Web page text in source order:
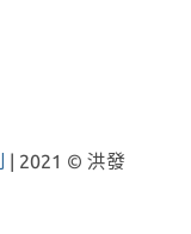
| 2021 © 洪發